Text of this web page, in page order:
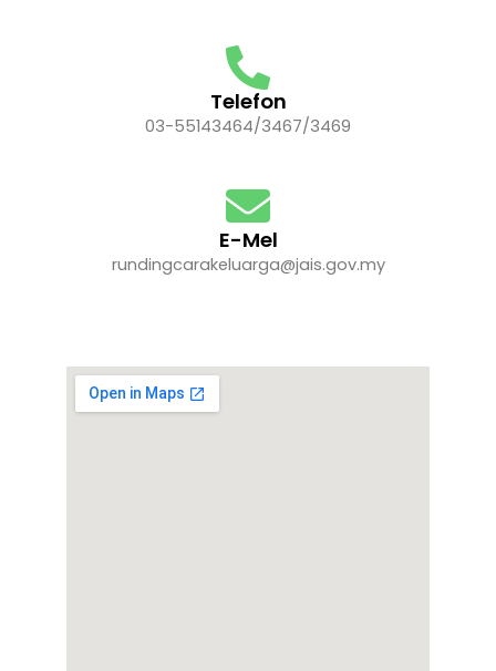
Telefon
03-55143464/3467/3469
E-Mel
rundingcarakeluarga@jais.gov.my